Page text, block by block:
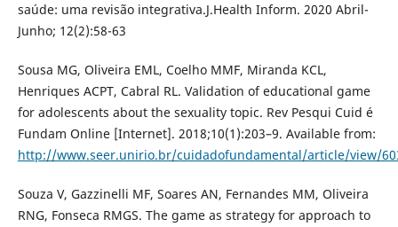
saúde: uma revisão integrativa.J.Health Inform. 2020 Abril-
Junho; 12(2):58-63
Sousa MG, Oliveira EML, Coelho MMF, Miranda KCL,
Henriques ACPT, Cabral RL. Validation of educational game
for adolescents about the sexuality topic. Rev Pesqui Cuid é
Fundam Online [Internet]. 2018;10(1):203–9. Available from:
http://www.seer.unirio.br/cuidadofundamental/article/view/
Souza V, Gazzinelli MF, Soares AN, Fernandes MM, Oliveira
RNG, Fonseca RMGS. The game as strategy for approach to